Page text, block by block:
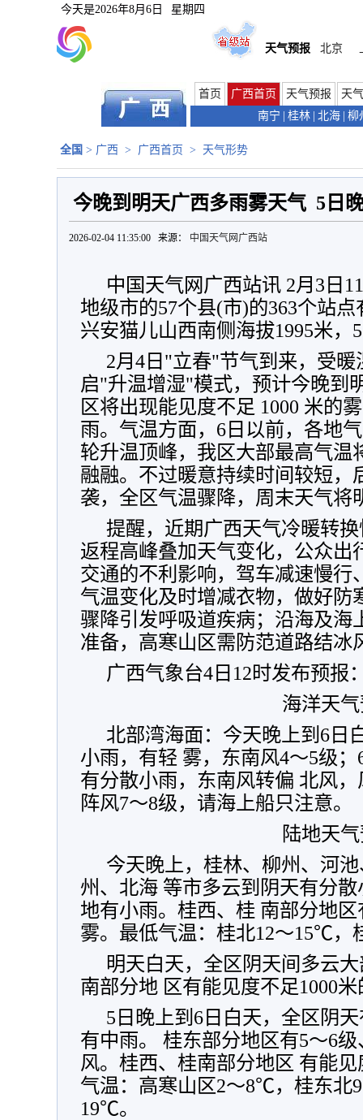
今天是2026年8月6日 星期四
天气预报 北京
首页 广西首页 天气预报
天
南宁
桂林 北海 柳
全国 > 广西 > 广西首页 > 天气形势
今晚到明天广西多雨雾天气 5日
2026-02-04 11:35:00 来源： 中国天气网广西站
中国天气网广西站讯 2月3日
地级市的57个县(市)的363个站
兴安猫儿山西南侧海拔1995米，
2月4日"立春"节气到来，受
启"升温增湿"模式，预计今晚到
区将出现能见度不足 1000 米的
雨。气温方面，6日以前，各地
轮升温顶峰，我区大部最高气
融融。不过暖意持续时间较短，
袭，全区气温骤降，周末天气将
提醒，近期广西天气冷暖转
返程高峰叠加天气变化，公众出
交通的不利影响，驾车减速慢行
气温变化及时增减衣物，做好防
骤降引发呼吸道疾病；沿海及海
准备，高寒山区需防范道路结冰
广西气象台4日12时发布预报
海洋天
北部湾海面：今天晚上到6日
小雨，有轻 雾，东南风4～5级
有分散小雨，东南风转偏 北风
阵风7～8级，请海上船只注意。
陆地天
今天晚上，桂林、柳州、河
州、北海 等市多云到阴天有分
地有小雨。桂西、桂 南部分地
雾。最低气温：桂北12～15℃，
明天白天，全区阴天间多云
南部分地 区有能见度不足1000
5日晚上到6日白天，全区阴
有中雨。 桂东部分地区有5～6
风。桂西、桂南部分地区 有能
气温：高寒山区2～8℃，桂东北
19℃。